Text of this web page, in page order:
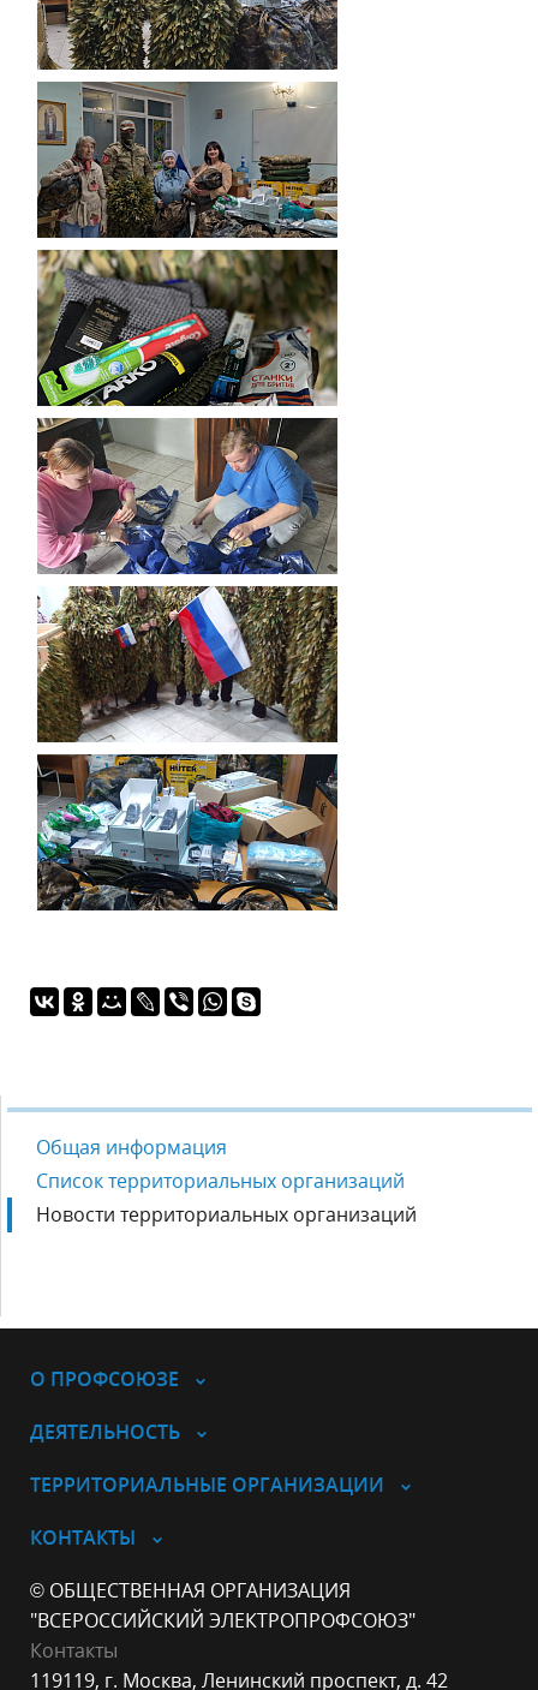
Общая информация
Список территориальных организаций
Новости территориальных организаций
О ПРОФСОЮЗЕ
ДЕЯТЕЛЬНОСТЬ
ТЕРРИТОРИАЛЬНЫЕ ОРГАНИЗАЦИИ
КОНТАКТЫ
© ОБЩЕСТВЕННАЯ ОРГАНИЗАЦИЯ
"ВСЕРОССИЙСКИЙ ЭЛЕКТРОПРОФСОЮЗ"
Контакты
119119, г. Москва, Ленинский проспект, д. 42